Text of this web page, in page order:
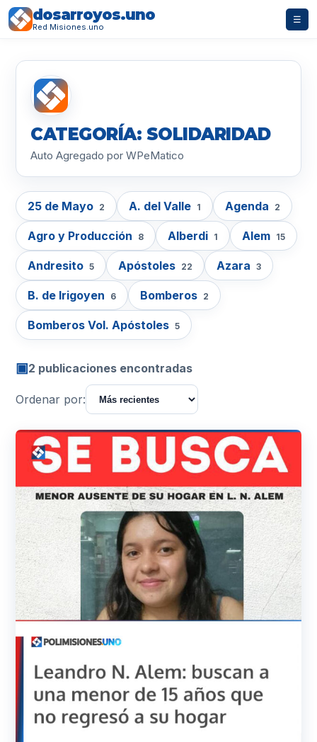
dosarroyos.uno
Red Misiones.uno
☰
CATEGORÍA: SOLIDARIDAD
Auto Agregado por WPeMatico
25 de Mayo 2 A. del Valle 1 Agenda 2
Agro y Producción 8 Alberdi 1 Alem 15
Andresito 5 Apóstoles 22 Azara 3
B. de Irigoyen 6 Bomberos 2
Bomberos Vol. Apóstoles 5
▣2 publicaciones encontradas
Ordenar por: